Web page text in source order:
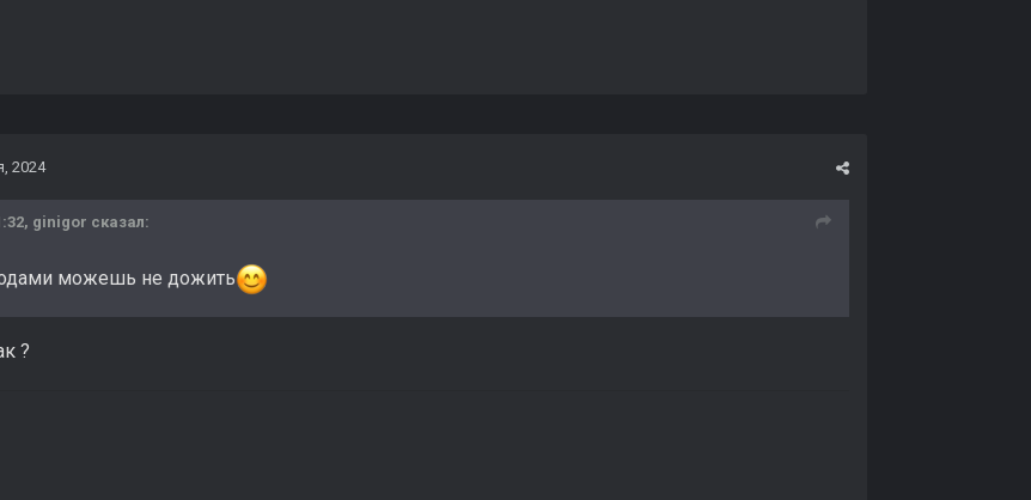
2024
ginigor сказал:
можешь не дожить
?